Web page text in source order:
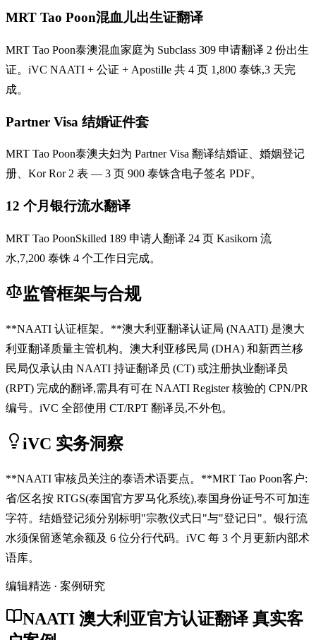
MRT Tao Poon混血儿出生证翻译
MRT Tao Poon泰澳混血家庭为 Subclass 309 申请翻译 2 份出生
证。iVC NAATI + 公证 + Apostille 共 4 页 1,800 泰铢,3 天完
成。
Partner Visa 结婚证件套
MRT Tao Poon泰澳夫妇为 Partner Visa 翻译结婚证、婚姻登记
册、Kor Ror 2 表 — 3 页 900 泰铢含电子签名 PDF。
12 个月银行流水翻译
MRT Tao PoonSkilled 189 申请人翻译 24 页 Kasikorn 流
水,7,200 泰铢 4 个工作日完成。
监管框架与合规
**NAATI 认证框架。**澳大利亚翻译认证局 (NAATI) 是澳大
利亚翻译质量主管机构。澳大利亚移民局 (DHA) 和新西兰移
民局仅承认由 NAATI 持证翻译员 (CT) 或注册执业翻译员
(RPT) 完成的翻译,需具有可在 NAATI Register 核验的 CPN/PR
编号。iVC 全部使用 CT/RPT 翻译员,不外包。
iVC 实务洞察
**NAATI 审核员关注的泰语术语要点。**MRT Tao Poon客户:
省/区名按 RTGS(泰国官方罗马化系统),泰国身份证号不可加连
字符。结婚登记须分别标明"宗教仪式日"与"登记日"。银行流
水须保留逐笔余额及 6 位分行代码。iVC 每 3 个月更新内部术
语库。
编辑精选 · 案例研究
NAATI 澳大利亚官方认证翻译 真实客